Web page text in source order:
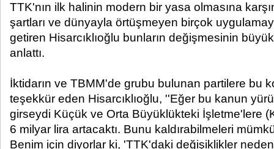
TTK'nın ilk halinin modern bir yasa olmasına
şartları ve dünyayla örtüşmeyen birçok uygulamayı
getiren Hisarcıklıoğlu bunların değişmesinin
anlattı.
İktidarın ve TBMM'de grubu bulunan partilere bu
teşekkür eden Hisarcıklıoğlu, ''Eğer bu kanun
girseydi Küçük ve Orta Büyüklükteki İşletme'lere
6 milyar lira artacaktı. Bunu kaldırabilmeleri
Benim için diyorlar ki, 'TTK'daki değişiklikler